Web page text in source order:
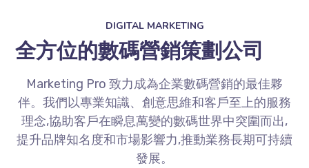
DIGITAL MARKETING
全方位的數碼營銷策劃公司
Marketing Pro 致力成為企業數碼營銷的最佳夥
伴。我們以專業知識、創意思維和客戶至上的服務
理念,協助客戶在瞬息萬變的數碼世界中突圍而出,
提升品牌知名度和市場影響力,推動業務長期可持續
發展。